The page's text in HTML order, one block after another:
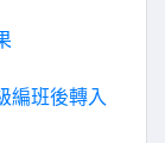
編班後轉入